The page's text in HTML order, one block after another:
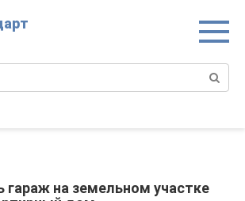
гараж на земельном участке